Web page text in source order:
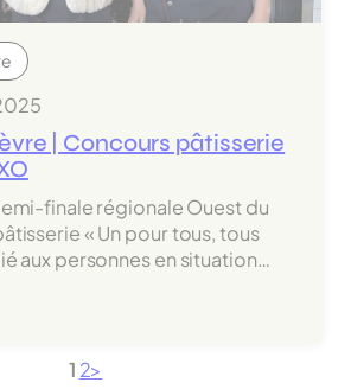
| Concours pâtisserie
finale régionale Ouest du
« Un pour tous, tous
aux personnes en situation…
1 2>